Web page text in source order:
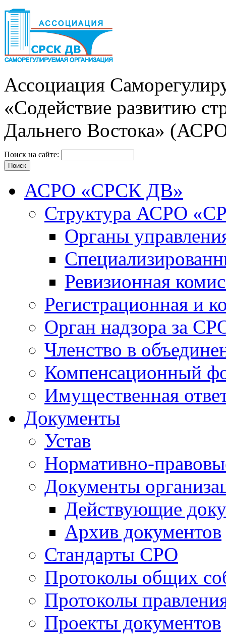
Ассоциация
«Содействие развитию
Дальнего Востока»
Поиск на сайте:
АСРО «СРСК ДВ»
Структура АСРО
Органы
Ревизионная
Регистрационная и
Орган надзора за
Членство в
Компенсационный
Имущественная
Документы
Устав
Нормативно-
Документы
Действующие
Архив документов
Стандарты СРО
Протоколы общих
Протоколы
Проекты документов